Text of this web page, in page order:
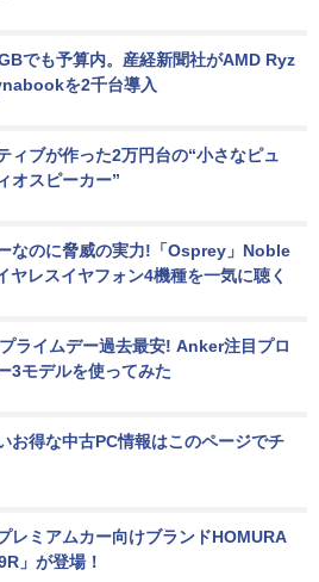
でも予算内。産経新聞社がAMD Ryz
を2千台導入
ィブが作った2万円台の“小さなピュ
オスピーカー”
なのに脅威の実力!「Osprey」Noble
ヤレスイヤフォン4機種を一気に聴く
ライムデー過去最安! Anker注目プロ
3モデルを使ってみた
お得な中古PC情報はこのページでチ
レミアムカー向けブランドHOMURA
」が登場！